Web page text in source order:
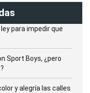
para impedir que
Sport Boys, ¿pero
y alegría las calles